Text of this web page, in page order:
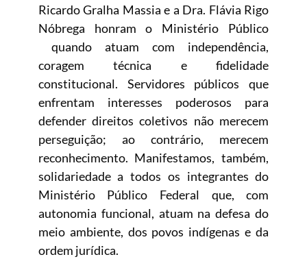
Ricardo Gralha Massia e a Dra. Flávia Rigo
Nóbrega honram o Ministério Público
quando atuam com independência,
coragem técnica e fidelidade
constitucional. Servidores públicos que
enfrentam interesses poderosos para
defender direitos coletivos não merecem
perseguição; ao contrário, merecem
reconhecimento. Manifestamos, também,
solidariedade a todos os integrantes do
Ministério Público Federal que, com
autonomia funcional, atuam na defesa do
meio ambiente, dos povos indígenas e da
ordem jurídica.